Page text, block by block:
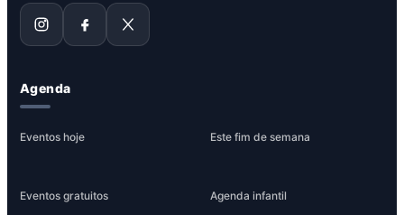
Agenda
Eventos hoje Este fim de semana
Eventos gratuitos Agenda infantil